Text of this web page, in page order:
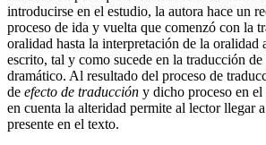
introducirse en el estudio, la autora hace un
proceso de ida y vuelta que comenzó con la
oralidad hasta la interpretación de la oralidad
escrito, tal y como sucede en la traducción
dramático. Al resultado del proceso de
de efecto de traducción y dicho proceso en
en cuenta la alteridad permite al lector llegar
presente en el texto.